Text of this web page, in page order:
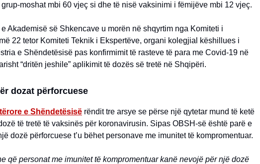
moshat mbi 60 vjeç si dhe të nisë vaksinimi i fëmijëve mbi 12 vjeç.
Akademisë së Shkencave u morën në shqyrtim nga Komiteti i
22 tetor Komiteti Teknik i Ekspertëve, organi kolegjial këshillues i
e Shëndetësisë pas konfirmimit të rasteve të para me Covid-19 në
“dritën jeshile” aplikimit të dozës së tretë në Shqipëri.
dozat përforcuese
e Shëndetësisë rëndit tre arsye se përse një qytetar mund të ketë
të tretë të vaksinës për koronavirusin. Sipas OBSH-së është parë e
dozë përforcuese t’u bëhet personave me imunitet të kompromentuar.
që personat me imunitet të kompromentuar kanë nevojë për një dozë